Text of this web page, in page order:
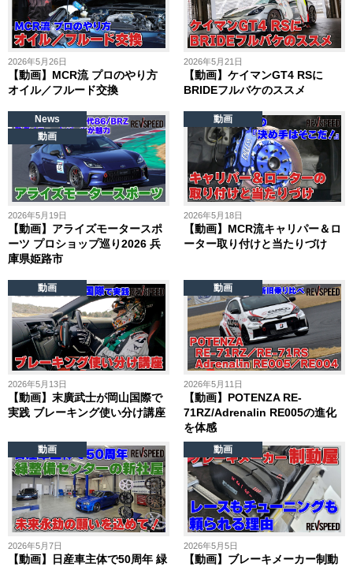
2026年5月26日
【動画】MCR流 プロのやり方
オイル／フルード交換
2026年5月21日
【動画】ケイマンGT4 RSに
BRIDEフルバケのススメ
2026年5月19日
【動画】アライズモータースポ
ーツ プロショップ巡り2026 兵
庫県姫路市
News
動画
2026年5月18日
【動画】MCR流キャリパー＆ロ
ーター取り付けと当たりづけ
動画
2026年5月13日
【動画】末廣武士が岡山国際で
実践 ブレーキング使い分け講座
動画
2026年5月11日
【動画】POTENZA RE-
71RZ/Adrenalin RE005の進化
を体感
動画
2026年5月7日
【動画】日産車主体で50周年 緑
動画
2026年5月5日
【動画】ブレーキメーカー制動
動画